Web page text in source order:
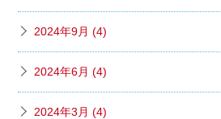
2024年9月 (4)
2024年6月 (4)
2024年3月 (4)